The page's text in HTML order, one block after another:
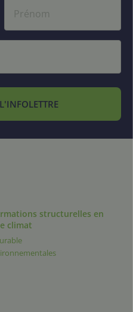
structurelles en
climat